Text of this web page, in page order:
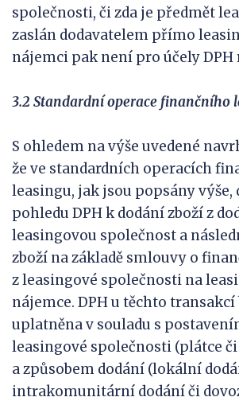
společnosti, či zda je předmět
zaslán dodavatelem přímo
nájemci pak není pro účely DPH
3.2 Standardní operace finančního
S ohledem na výše uvedené
že ve standardních operacích
leasingu, jak jsou popsány výše,
pohledu DPH k dodání zboží z
leasingovou společnost a
zboží na základě smlouvy o
z leasingové společnosti na
nájemce. DPH u těchto transakcí
uplatněna v souladu s
leasingové společnosti (plátce či
a způsobem dodání (lokální
intrakomunitární dodání či